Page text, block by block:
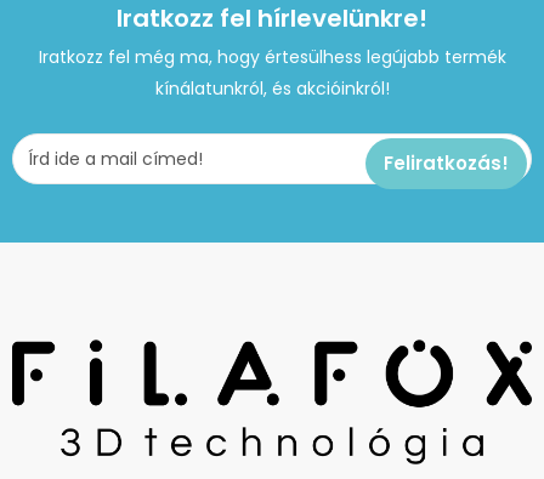
Iratkozz fel hírlevelünkre!
Iratkozz fel még ma, hogy értesülhess legújabb termék
kínálatunkról, és akcióinkról!